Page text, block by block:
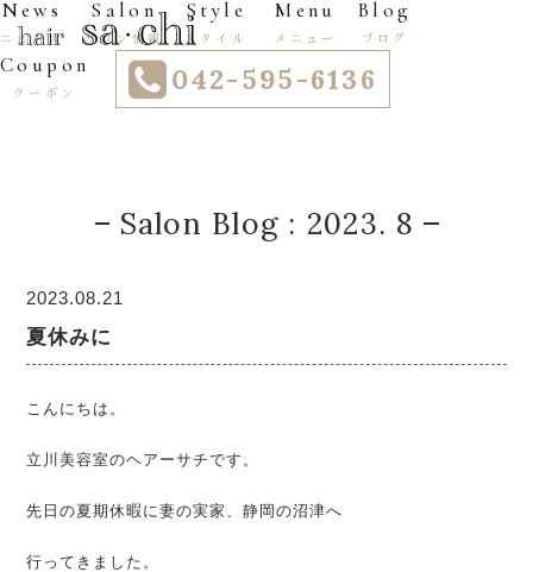
News
ニュース
Salon
サロン情報
Style
スタイル
Menu
メニュー
Blog
ブログ
Coupon
クーポン 042-595-6136
Salon Blog : 2023. 8
2023.08.21
夏休みに
こんにちは。
立川美容室のヘアーサチです。
先日の夏期休暇に妻の実家、静岡の沼津へ
行ってきました。